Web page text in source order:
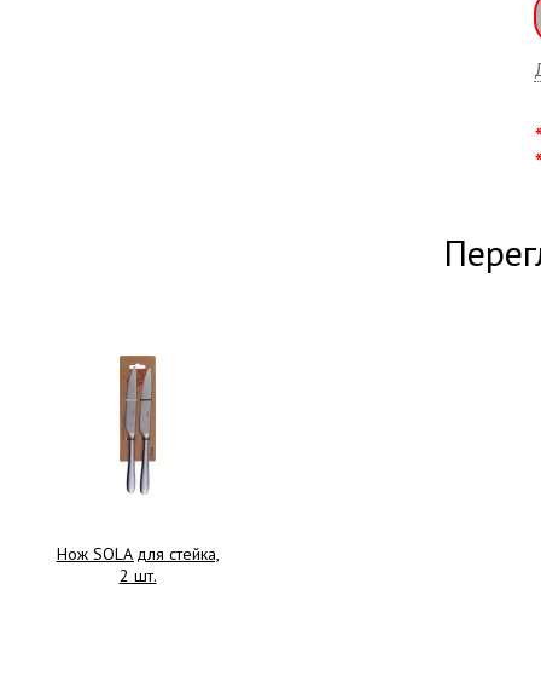
Нож SOLA для стейка,
2 шт.